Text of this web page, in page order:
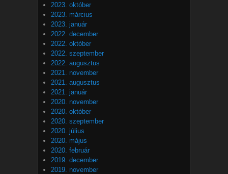
2023. október
2023. március
2023. január
2022. december
2022. október
2022. szeptember
2022. augusztus
2021. november
2021. augusztus
2021. január
2020. november
2020. október
2020. szeptember
2020. július
2020. május
2020. február
2019. december
2019. november